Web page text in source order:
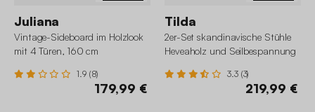
Juliana
Vintage-Sideboard im Holzlook
mit 4 Türen, 160 cm
1.9 (8)
179,99 €
Tilda
2er-Set skandinavische Stühle
Heveaholz und Seilbespannung
3.3 (3)
219,99 €